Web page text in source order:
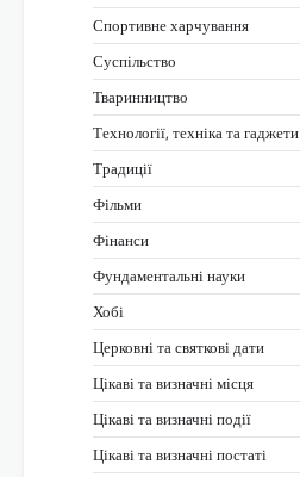
Спортивне харчування
Суспільство
Тваринництво
Технології, техніка та гаджети
Традиції
Фільми
Фінанси
Фундаментальні науки
Хобі
Церковні та святкові дати
Цікаві та визначні місця
Цікаві та визначні події
Цікаві та визначні постаті